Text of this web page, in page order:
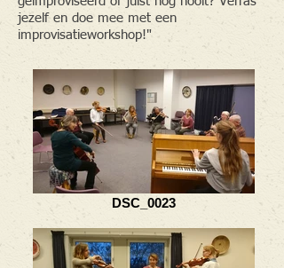
jezelf en doe mee met een
improvisatieworkshop!"
DSC_0023